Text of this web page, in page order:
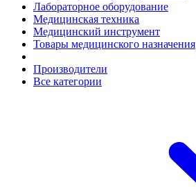
Лабораторное оборудование
Медицинская техника
Медицинский инструмент
Товары медицинского назначения
Производители
Все категории